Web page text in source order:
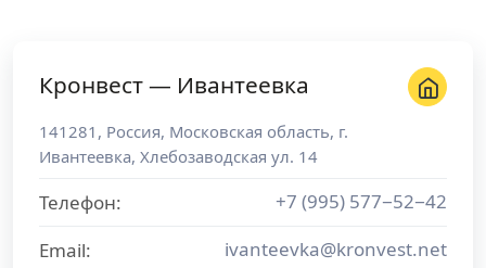
Кронвест — Ивантеевка
141281 , Россия, Московская область, г.
Ивантеевка, Хлебозаводская ул. 14
Телефон:
+7 (995) 577−52−42
Email:
ivanteevka@kronvest.net